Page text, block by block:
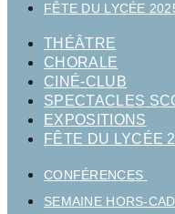
FÊTE DU LYCÉE
THÉÂTRE
CHORALE
CINÉ-CLUB
SPECTACLES
EXPOSITIONS
FÊTE DU LYCÉE
CONFÉRENCES
SEMAINE HORS-